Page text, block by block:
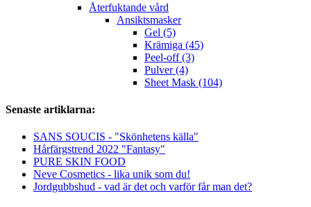
Återfuktande vård
Ansiktsmasker
Gel (5)
Krämiga (45)
Peel-off (3)
Pulver (4)
Sheet Mask (104)
Senaste artiklarna:
SANS SOUCIS - "Skönhetens källa"
Hårfärgstrend 2022 "Fantasy"
PURE SKIN FOOD
Neve Cosmetics - lika unik som du!
Jordgubbshud - vad är det och varför får man det?